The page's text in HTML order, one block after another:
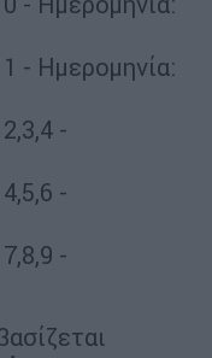
- Ημερομηνία:
-
-
-